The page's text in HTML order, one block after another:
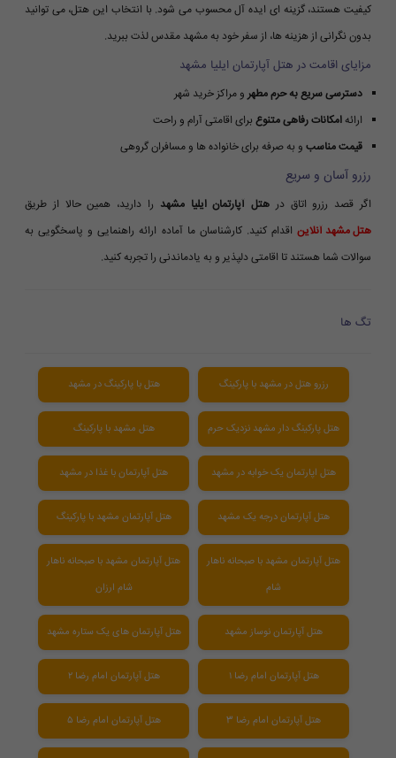
کیفیت هستند، گزینه ای ایده آل محسوب می شود. با انتخاب این هتل، می توانید
بدون نگرانی از هزینه ها، از سفر خود به مشهد مقدس لذت ببرید.
مزایای اقامت در هتل آپارتمان ایلیا مشهد
دسترسی سریع به حرم مطهرو مراکز خرید شهر
ارائه امکانات رفاهی متنوع برای اقامتی آرام و راحت
قیمت مناسب و به صرفه برای خانواده ها و مسافران گروهی
رزرو آسان و سریع
اگر قصد رزرو اتاق در هتل آپارتمان ایلیا مشهد را دارید، همین حالا از طریق
هتل مشهد آنلاین اقدام کنید. کارشناسان ما آماده ارائه راهنمایی و پاسخگویی به
سوالات شما هستند تا اقامتی دلپذیر و به یادماندنی را تجربه کنید.
تگ ها
رزرو هتل در مشهد با پارکینگ هتل با پارکینگ در مشهد
هتل پارکینگ دار مشهد نزدیک حرم هتل مشهد با پارکینگ
هتل اپارتمان یک خوابه در مشهد هتل آپارتمان با غذا در مشهد
هتل آپارتمان درجه یک مشهد هتل آپارتمان مشهد با پارکینگ
هتل آپارتمان مشهد با صبحانه ناهار
شام
هتل آپارتمان مشهد با صبحانه ناهار
شام ارزان
هتل آپارتمان نوساز مشهد هتل آپارتمان های یک ستاره مشهد
هتل آپارتمان امام رضا ۱ هتل آپارتمان امام رضا ۲
هتل آپارتمان امام رضا 3 هتل آپارتمان امام رضا ۵